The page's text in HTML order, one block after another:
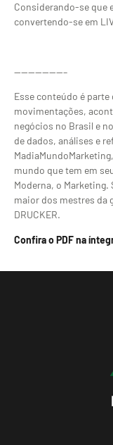
Considerando-se que
convertendo-se em
———————–
Esse conteúdo é
movimentações,
negócios no Brasil e
de dados, análises e
mundo que tem em
Moderna, o
maior dos mestres da
DRUCKER.
Confira o PDF na